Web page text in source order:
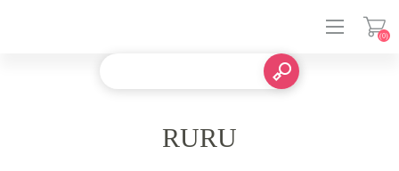
(0)
RURU